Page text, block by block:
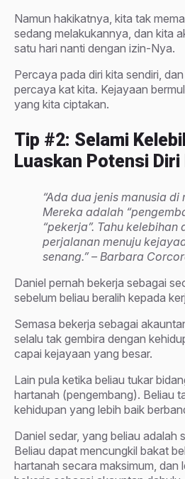
Namun hakikatnya, kita tak
sedang melakukannya, dan kita
satu hari nanti dengan izin-Nya.
Percaya pada diri kita sendiri,
percaya kat kita. Kejayaan
yang kita ciptakan.
Tip #2: Selami
Luaskan Potensi Diri
“Ada dua jenis manusia di
Mereka adalah
“pekerja”. Tahu kelebihan
perjalanan menuju
senang.” – Barbara
Daniel pernah bekerja sebagai
sebelum beliau beralih kepada
Semasa bekerja sebagai
selalu tak gembira dengan
capai kejayaan yang besar.
Lain pula ketika beliau tukar
hartanah (pengembang). Beliau
kehidupan yang lebih baik
Daniel sedar, yang beliau adalah
Beliau dapat mencungkil bakat
hartanah secara maksimum, dan